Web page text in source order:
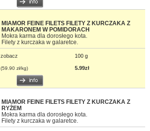
MIAMOR FEINE FILETS FILETY Z KURCZAKA Z
MAKARONEM W POMIDORACH
Mokra karma dla dorosłego kota.
Filety z kurczaka w galaretce.
zobacz 100 g
(59.90 zł/kg) 5.99zł
MIAMOR FEINE FILETS FILETY Z KURCZAKA Z
RYŻEM
Mokra karma dla dorosłego kota.
Filety z kurczaka w galaretce.